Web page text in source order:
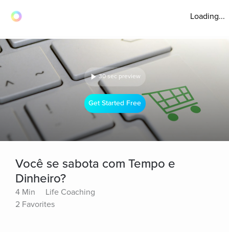
Loading...
30 sec preview
Get Started Free
Você se sabota com Tempo e
Dinheiro?
4 Min
Life Coaching
2 Favorites